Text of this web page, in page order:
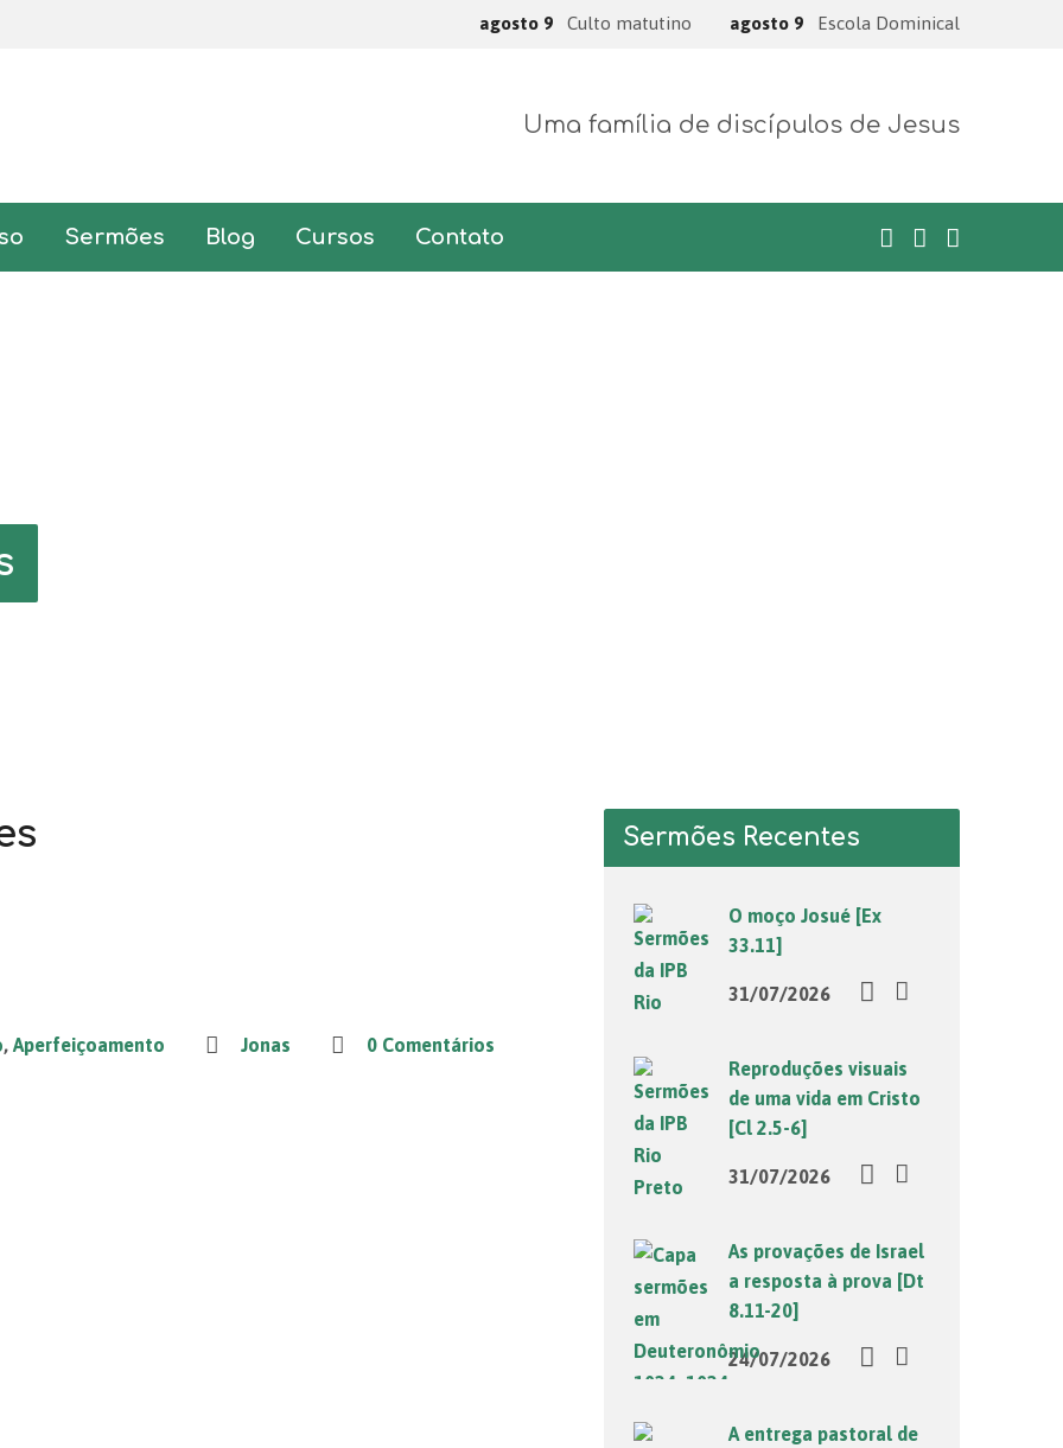
agosto 9 Culto matutino agosto 9 Escola Dominical
Uma família de discípulos de Jesus
Sermões Blog Cursos Contato
, Aperfeiçoamento Jonas 0 Comentários
Sermões Recentes
O moço Josué [Ex
33.11]
31/07/2026
Reproduções visuais
de uma vida em Cristo
[Cl 2.5-6]
31/07/2026
As provações de Israel
a resposta à prova [Dt
8.11-20]
24/07/2026
A entrega pastoral de